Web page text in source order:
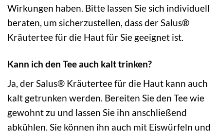
Wirkungen haben. Bitte lassen Sie sich individuell
beraten, um sicherzustellen, dass der Salus®
Kräutertee für die Haut für Sie geeignet ist.
Kann ich den Tee auch kalt trinken?
Ja, der Salus® Kräutertee für die Haut kann auch
kalt getrunken werden. Bereiten Sie den Tee wie
gewohnt zu und lassen Sie ihn anschließend
abkühlen. Sie können ihn auch mit Eiswürfeln und